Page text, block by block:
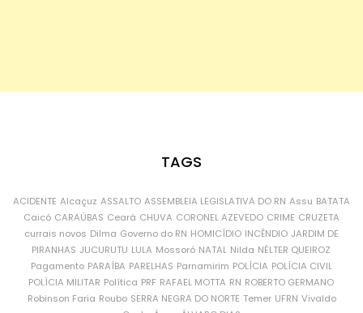
TAGS
ACIDENTE Alcaçuz ASSALTO ASSEMBLEIA LEGISLATIVA DO RN Assu BATATA
Caicó CARAÚBAS Ceará CHUVA CORONEL AZEVEDO CRIME CRUZETA
currais novos Dilma Governo do RN HOMICÍDIO INCÊNDIO JARDIM DE
PIRANHAS JUCURUTU LULA Mossoró NATAL Nilda NÉLTER QUEIROZ
Pagamento PARAÍBA PARELHAS Parnamirim POLÍCIA POLÍCIA CIVIL
POLÍCIA MILITAR Política PRF RAFAEL MOTTA RN ROBERTO GERMANO
Robinson Faria Roubo SERRA NEGRA DO NORTE Temer UFRN Vivaldo